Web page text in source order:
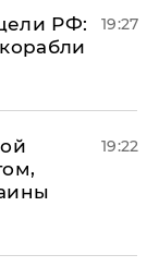
РФ:
19:27
19:22